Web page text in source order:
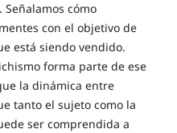
cómo
con el objetivo de
está siendo vendido.
forma parte de ese
la dinámica entre
tanto el sujeto como la
ser comprendida a